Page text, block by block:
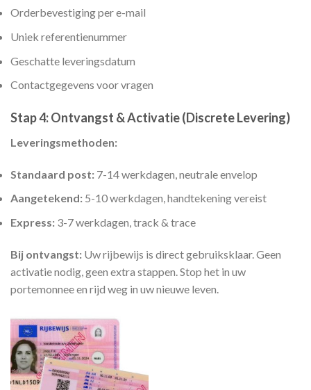
Orderbevestiging per e-mail
Uniek referentienummer
Geschatte leveringsdatum
Contactgegevens voor vragen
Stap 4: Ontvangst & Activatie (Discrete Levering)
Leveringsmethoden:
Standaard post: 7-14 werkdagen, neutrale envelop
Aangetekend: 5-10 werkdagen, handtekening vereist
Express: 3-7 werkdagen, track & trace
Bij ontvangst: Uw rijbewijs is direct gebruiksklaar. Geen
activatie nodig, geen extra stappen. Stop het in uw
portemonnee en rijd weg in uw nieuwe leven.